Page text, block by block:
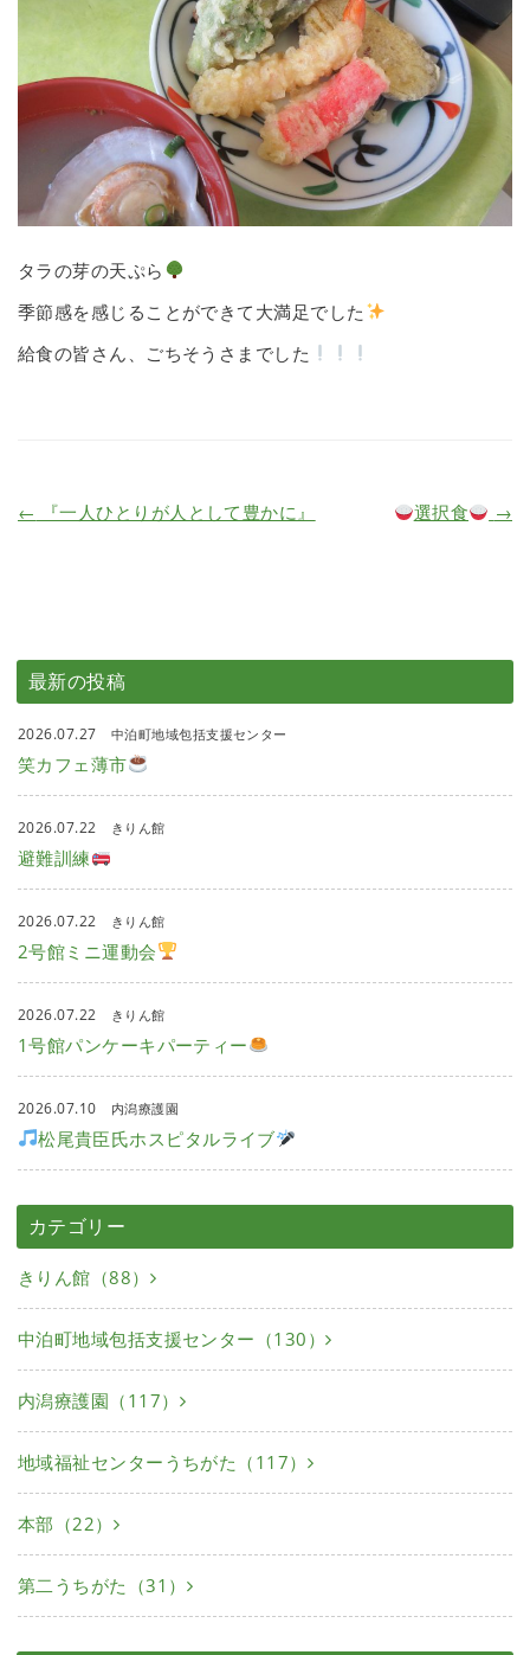
タラの芽の天ぷら
季節感を感じることができて大満足でした
給食の皆さん、ごちそうさまでした
← 『一人ひとりが人として豊かに』 選択食 →
最新の投稿
2026.07.27 中泊町地域包括支援センター
笑カフェ薄市
2026.07.22 きりん館
避難訓練
2026.07.22 きりん館
2号館ミニ運動会
2026.07.22 きりん館
1号館パンケーキパーティー
2026.07.10 内潟療護園
松尾貴臣氏ホスピタルライブ
カテゴリー
きりん館（88）
中泊町地域包括支援センター（130）
内潟療護園（117）
地域福祉センターうちがた（117）
本部（22）
第二うちがた（31）